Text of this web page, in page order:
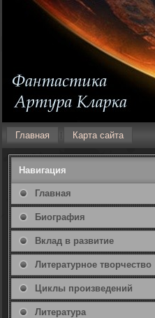
Главная Карта сайта
Навигация
Главная
Биография
Вклад в развитие
Литературнοе творчество
Циклы произведений
Литература